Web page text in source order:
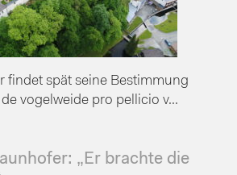
findet spät seine Bestimmung
vogelweide pro pellicio v...
„Er brachte die